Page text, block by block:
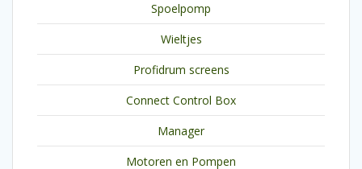
Spoelpomp
Wieltjes
Profidrum screens
Connect Control Box
Manager
Motoren en Pompen